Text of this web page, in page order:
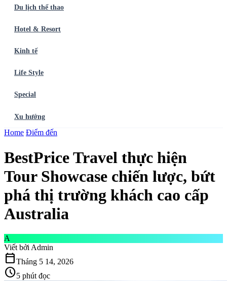
Du lịch thể thao
Hotel & Resort
Kinh tế
Life Style
Special
Xu hướng
Trang chủẨm thực
KÝ NGAY
Home Điểm đến
BestPrice Travel thực hiện
Tour Showcase chiến lược, bứt
phá thị trường khách cao cấp
Australia
A
Viết bởi Admin
calendar_todayTháng 5 14, 2026
schedule5 phút đọc